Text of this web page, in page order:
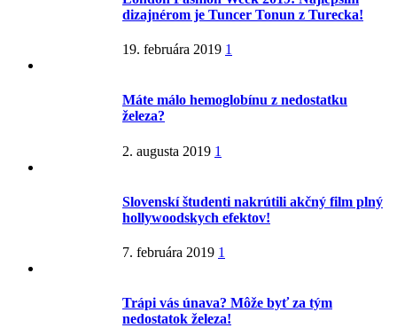
dizajnérom je Tuncer Tonun z Turecka!
19. februára 2019 1
Máte málo hemoglobínu z nedostatku
železa?
2. augusta 2019 1
Slovenskí študenti nakrútili akčný film plný
hollywoodskych efektov!
7. februára 2019 1
Trápi vás únava? Môže byť za tým
nedostatok železa!